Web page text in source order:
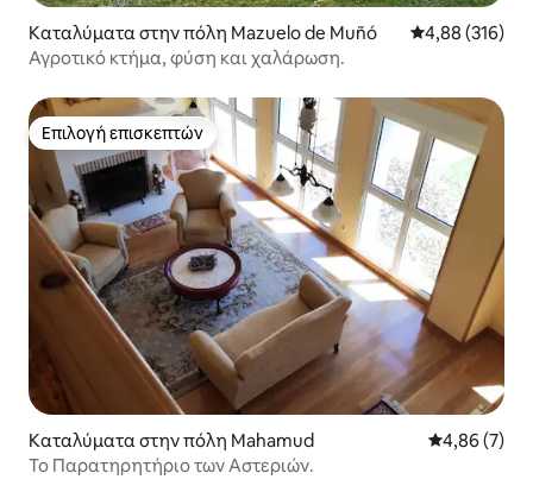
Καταλύματα στην πόλη Mazuelo de Muñó Μέση
4,88 (316)
Αγροτικό κτήμα, φύση και χαλάρωση.
Επιλογή επισκεπτών
Επιλογή επισκεπτών
Καταλύματα στην πόλη Mahamud Μέση
4,86 (7)
Το Παρατηρητήριο των Αστεριών.